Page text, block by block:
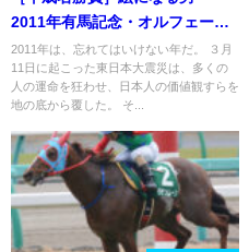
2011年有馬記念・オルフェーヴ
ル～
2011年は、忘れてはいけない年だ。 ３月
11日に起こった東日本大震災は、多くの
人の運命を狂わせ、日本人の価値観すらを
地の底から覆した。 そ...